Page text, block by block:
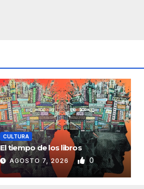
CULTURA
El tiempo de los libros
AGOSTO 7, 2026 0